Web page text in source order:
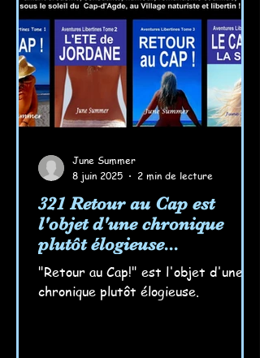
321 Retour au Cap est
l'objet d'une chronique
plutôt élogieuse...
"Retour au Cap!" est l'objet d'une
chronique plutôt élogieuse.
June Summer
8 juin 2025
2 min de lecture